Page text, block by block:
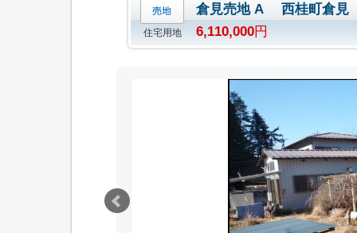
住宅用地
倉見売地 A 西桂町倉見
6,110,000円